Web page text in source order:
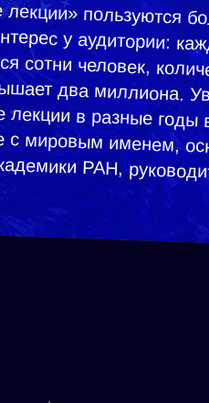
пользуются
у
сотнидва
в разные
с мировым именем,
РАН,